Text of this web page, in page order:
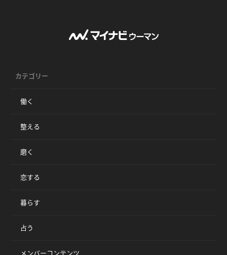
カテゴリー
働く
整える
磨く
恋する
暮らす
占う
メンバーコンテンツ